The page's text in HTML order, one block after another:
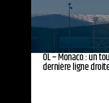
OL – Monaco : un
dernière ligne